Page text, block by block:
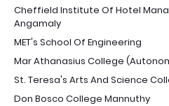
Cheffield Institute Of Hotel
Angamaly
MET's School Of Engineering
Mar Athanasius College
St. Teresa's Arts And Science
Don Bosco College Mannuthy